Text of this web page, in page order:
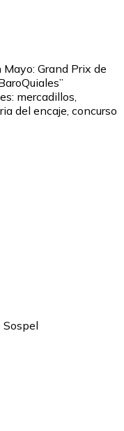
Grand Prix de
mercadillos,
del encaje, concurso